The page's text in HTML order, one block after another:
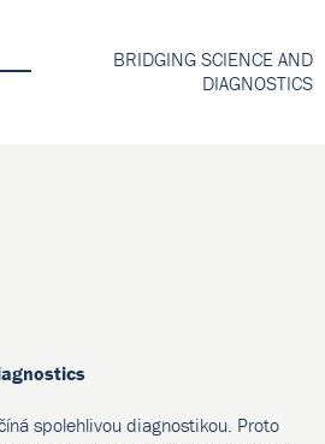
BRIDGING SCIENCE AND
DIAGNOSTICS
spolehlivou diagnostikou. Proto